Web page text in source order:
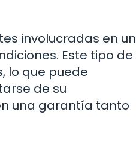
involucradas en un
Este tipo de
lo que puede
de su
una garantía tanto